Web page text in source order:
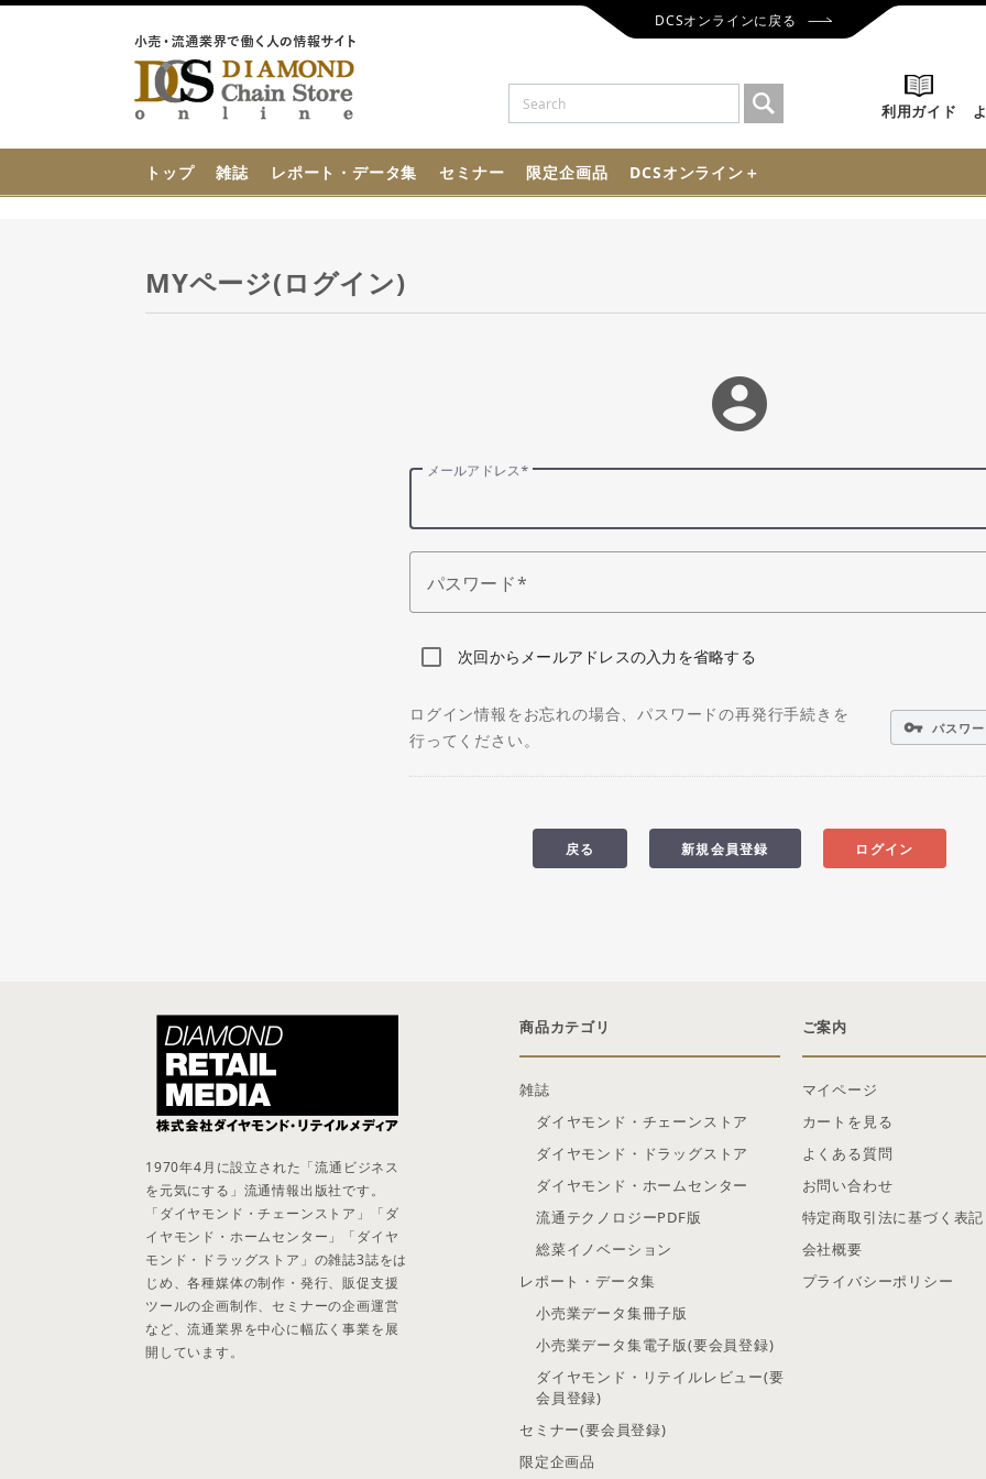
DCSオンラインに戻る
利用ガイド
トップ 雑誌 レポート・データ集 セミナー 限定企画品 DCSオンライン＋
MYページ(ログイン)
account_circle
メールアドレス
パスワード
次回からメールアドレスの入力を省略する
ログイン情報をお忘れの場合、パスワードの再発行手続きを
行ってください。
vpn_key パスワ
ログイン
新規会員登録
戻る
商品カテゴリ
雑誌
ダイヤモンド・チェーンストア
ダイヤモンド・ドラッグストア
ダイヤモンド・ホームセンター
流通テクノロジーPDF版
総菜イノベーション
レポート・データ集
小売業データ集冊子版
小売業データ集電子版(要会員登録)
ダイヤモンド・リテイルレビュー(要
会員登録)
セミナー(要会員登録)
限定企画品
ご案内
マイページ
カートを見る
よくある質問
お問い合わせ
特定商取引法に基づく表記
会社概要
プライバシーポリシー
1970年4月に設立された「流通ビジネス
を元気にする」流通情報出版社です。
「ダイヤモンド・チェーンストア」「ダ
イヤモンド・ホームセンター」「ダイヤ
モンド・ドラッグストア」の雑誌3誌をは
じめ、各種媒体の制作・発行、販促支援
ツールの企画制作、セミナーの企画運営
など、流通業界を中心に幅広く事業を展
開しています。